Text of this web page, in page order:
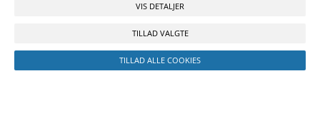
VIS DETALJER
TILLAD VALGTE
TILLAD ALLE COOKIES